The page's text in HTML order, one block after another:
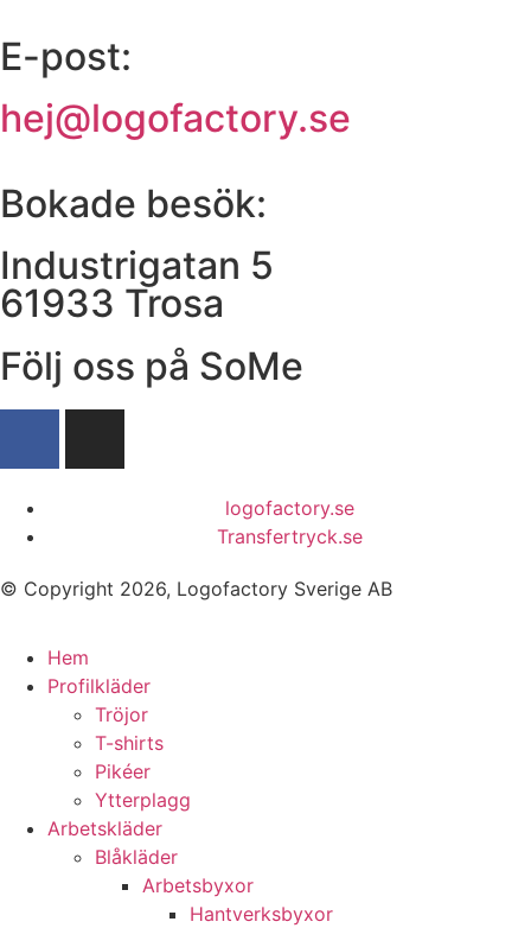
E-post:
hej@logofactory.se
Bokade besök:
Industrigatan 5
61933 Trosa
Följ oss på SoMe
logofactory.se
Transfertryck.se
© Copyright 2026, Logofactory Sverige AB
Hem
Profilkläder
Tröjor
T-shirts
Pikéer
Ytterplagg
Arbetskläder
Blåkläder
Arbetsbyxor
Hantverksbyxor